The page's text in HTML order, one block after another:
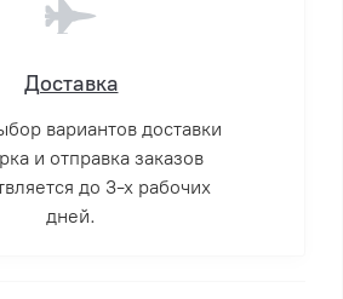
Доставка
вариантов доставки
и отправка заказов
до 3-х рабочих
дней.